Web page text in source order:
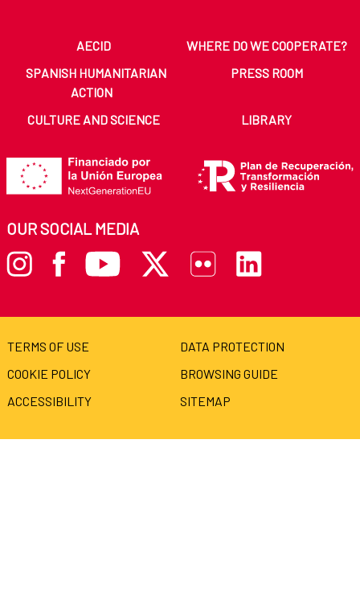
AECID
WHERE DO WE COOPERATE?
SPANISH HUMANITARIAN
ACTION
PRESS ROOM
CULTURE AND SCIENCE LIBRARY
OUR SOCIAL MEDIA
TERMS OF USE
DATA PROTECTION
COOKIE POLICY
BROWSING GUIDE
ACCESSIBILITY
SITEMAP